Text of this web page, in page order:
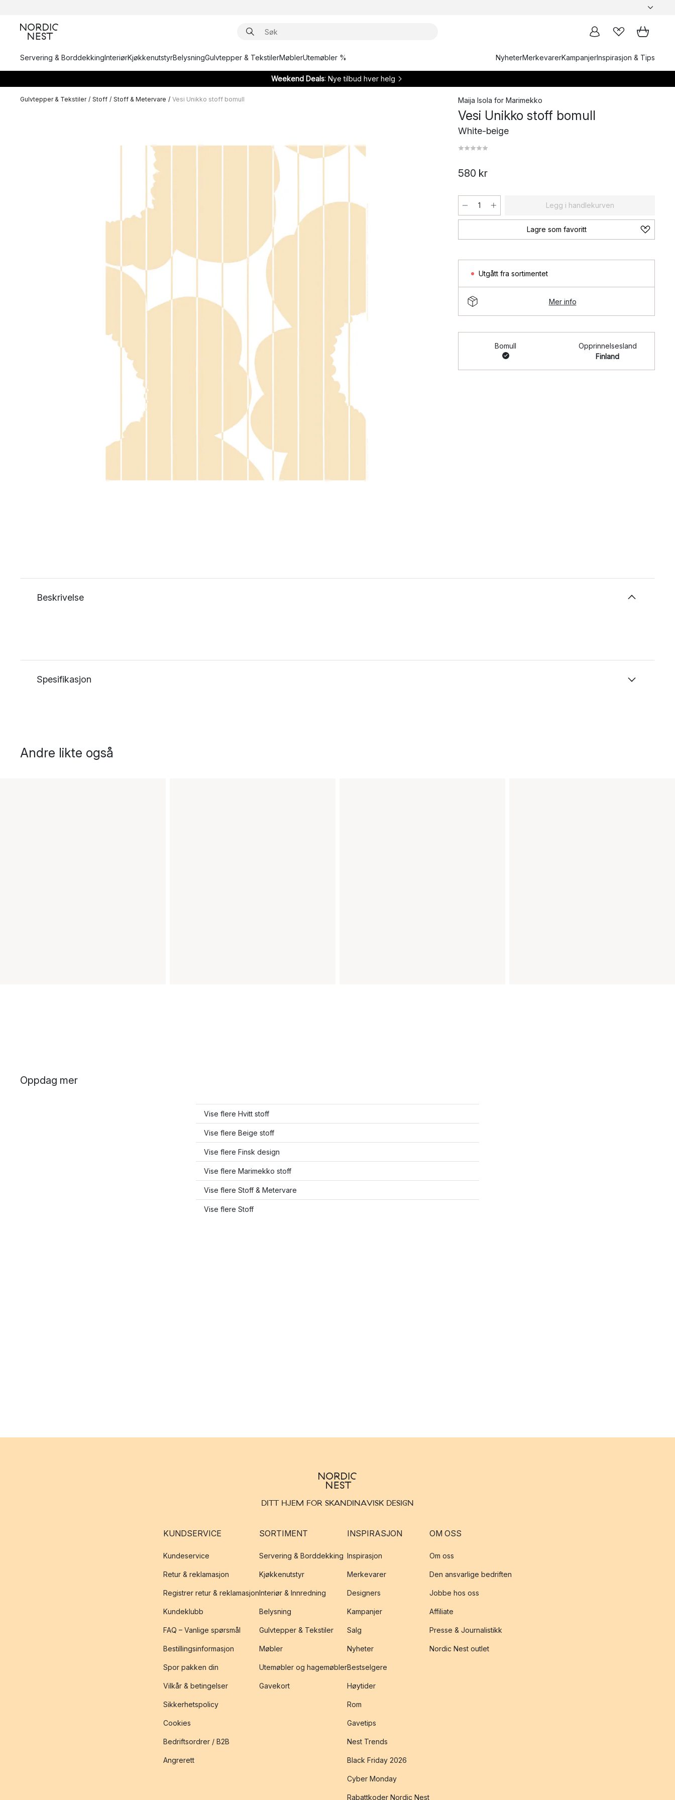
Servering & BorddekkingInteriørKjøkkenutstyrBelysningGulvtepper & TekstilerMøblerUtemøbler % NyheterMerkevarerKampanjerInspirasjon & Tips
Weekend Deals: Nye tilbud hver helg
Gulvtepper & Tekstiler / Stoff / Stoff & Metervare / Vesi Unikko stoff bomull Maija Isola for Marimekko
Vesi Unikko stoff bomull
White-beige
580 kr
Legg i handlekurven
Lagre som favoritt
Utgått fra sortimentet
Mer info
Bomull
Opprinnelsesland
Finland
Beskrivelse
Spesifikasjon
Andre likte også
Oppdag mer
Vise flere Hvitt stoff
Vise flere Beige stoff
Vise flere Finsk design
Vise flere Marimekko stoff
Vise flere Stoff & Metervare
Vise flere Stoff
DITT HJEM FOR SKANDINAVISK DESIGN
KUNDSERVICE
Kundeservice
Retur & reklamasjon
Registrer retur & reklamasjon
Kundeklubb
FAQ – Vanlige spørsmål
Bestillingsinformasjon
Spor pakken din
Vilkår & betingelser
Sikkerhetspolicy
Cookies
Bedriftsordrer / B2B
Angrerett
SORTIMENT
Servering & Borddekking
Kjøkkenutstyr
Interiør & Innredning
Belysning
Gulvtepper & Tekstiler
Møbler
Utemøbler og hagemøbler
Gavekort
INSPIRASJON
Inspirasjon
Merkevarer
Designers
Kampanjer
Salg
Nyheter
Bestselgere
Høytider
Rom
Gavetips
Nest Trends
Black Friday 2026
Cyber Monday
Rabattkoder Nordic Nest
OM OSS
Om oss
Den ansvarlige bedriften
Jobbe hos oss
Affiliate
Presse & Journalistikk
Nordic Nest outlet